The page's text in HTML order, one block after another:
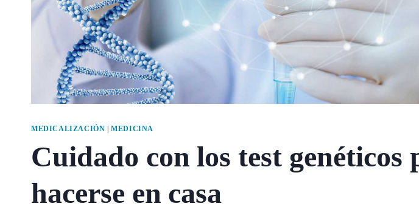
MEDICALIZACIÓN |MEDICINA
Cuidado con los test genéticos
hacerse en casa